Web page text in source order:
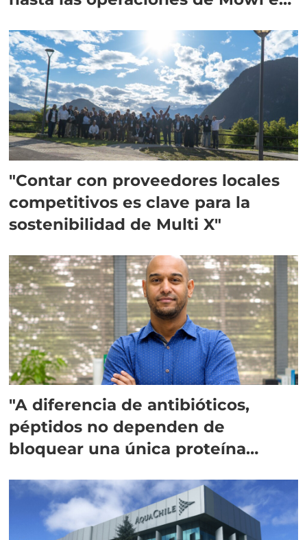
"Contar con proveedores locales
competitivos es clave para la
sostenibilidad de Multi X"
"A diferencia de antibióticos,
péptidos no dependen de
bloquear una única proteína